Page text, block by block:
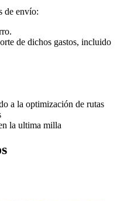
de envío:
de dichos gastos, incluido
a la optimización de rutas
la ultima milla